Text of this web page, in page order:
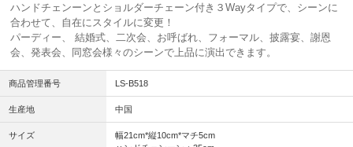
ハンドチェンーンとショルダーチェーン付き３Wayタイプで、シーンに
合わせて、自在にスタイルに変更！
パーディー、 結婚式、二次会、お呼ばれ、フォーマル、披露宴、謝恩
会、発表会、同窓会様々のシーンで上品に演出できます。
商品管理番号 LS-B518
生産地 中国
サイズ
幅21cm*縦10cm*マチ5cm